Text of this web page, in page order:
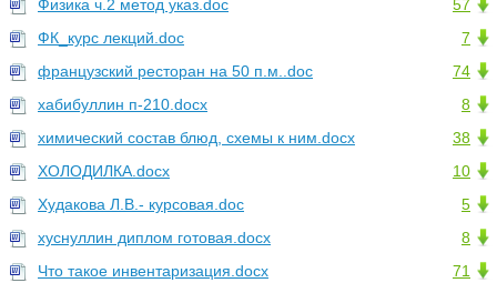
57
Физика ч.2 метод указ.doc
7
ФК_курс лекций.doc
74
французский ресторан на 50 п.м..doc
8
хабибуллин п-210.docx
38
химический состав блюд, схемы к ним.docx
10
ХОЛОДИЛКА.docx
5
Худакова Л.В.- курсовая.doc
8
хуснуллин диплом готовая.docx
71
Что такое инвентаризация.docx